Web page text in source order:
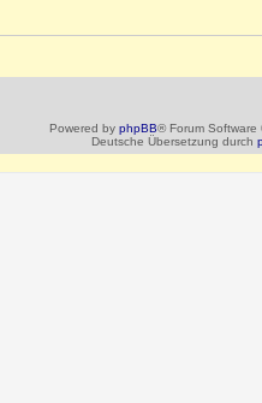
Powered by phpBB® Forum Software
Deutsche Übersetzung durch